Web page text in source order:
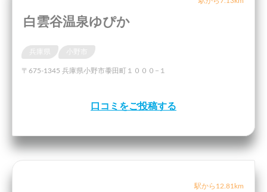
白雲谷温泉ゆぴか
〒675-1345 兵庫県小野市黍田町１０００−１
口コミをご投稿する
駅から12.81km